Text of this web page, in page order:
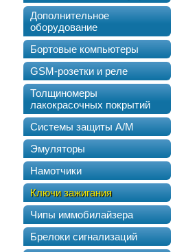
Дополнительное
оборудование
Бортовые компьютеры
GSM-розетки и реле
Толщиномеры
лакокрасочных покрытий
Системы защиты А/М
Эмуляторы
Намотчики
Ключи зажигания
Чипы иммобилайзера
Брелоки сигнализаций